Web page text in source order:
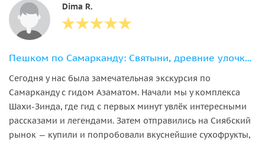
Dima R.
Пешком по Самарканду: Святыни, древние улочки и яркая история
Сегодня у нас была замечательная экскурсия по
Самарканду с гидом Азаматом. Начали мы у комплекса
Шахи-Зинда, где гид с первых минут увлёк интересными
рассказами и легендами. Затем отправились на Сиябский
рынок — купили и попробовали вкуснейшие сухофрукты,